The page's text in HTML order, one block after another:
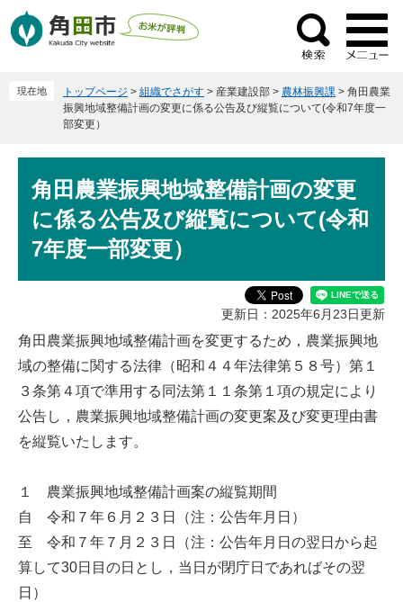
ー
ニ
検
索
現在地 トップページ > 組織でさがす > 産業建設部 > 農林振興課 > 角田農業
振興地域整備計画の変更に係る公告及び縦覧について(令和7年度一
部変更）
文角田農業振興地域整備計画の変更
に係る公告及び縦覧について(令和
7年度一部変更）
更新日：2025年6月23日更新
角田農業振興地域整備計画を変更するため，農業振興地
域の整備に関する法律（昭和４４年法律第５８号）第１
３条第４項で準用する同法第１１条第１項の規定により
公告し，農業振興地域整備計画の変更案及び変更理由書
を縦覧いたします。
１ 農業振興地域整備計画案の縦覧期間
自 令和７年６月２３日（注：公告年月日）
至 令和７年７月２３日（注：公告年月日の翌日から起
算して30日目の日とし，当日が閉庁日であればその翌
日）